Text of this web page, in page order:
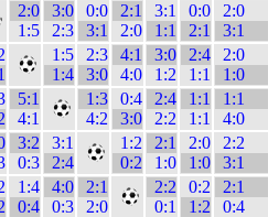
2:0
1:5
3:0
2:3
0:0
3:1
2:1
2:0
3:1
1:1
0:0
2:1
2:0
3:1
1:5
1:4
2:3
3:0
4:1
4:0
3:0
1:2
2:4
1:1
2:0
1:0
5:1
4:1
1:3
4:2
0:4
3:0
2:4
2:2
1:1
1:1
1:1
4:0
3:2
0:3
3:1
2:4
1:2
0:2
2:1
1:0
2:0
1:0
2:2
3:1
1:4
0:4
4:0
0:3
2:1
2:0
2:2
0:1
0:2
1:2
2:1
0:4